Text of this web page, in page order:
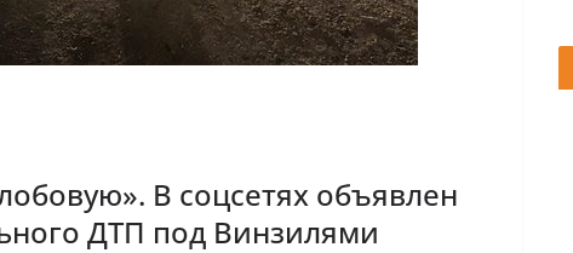
В соцсетях объявлен
ДТП под Винзилями